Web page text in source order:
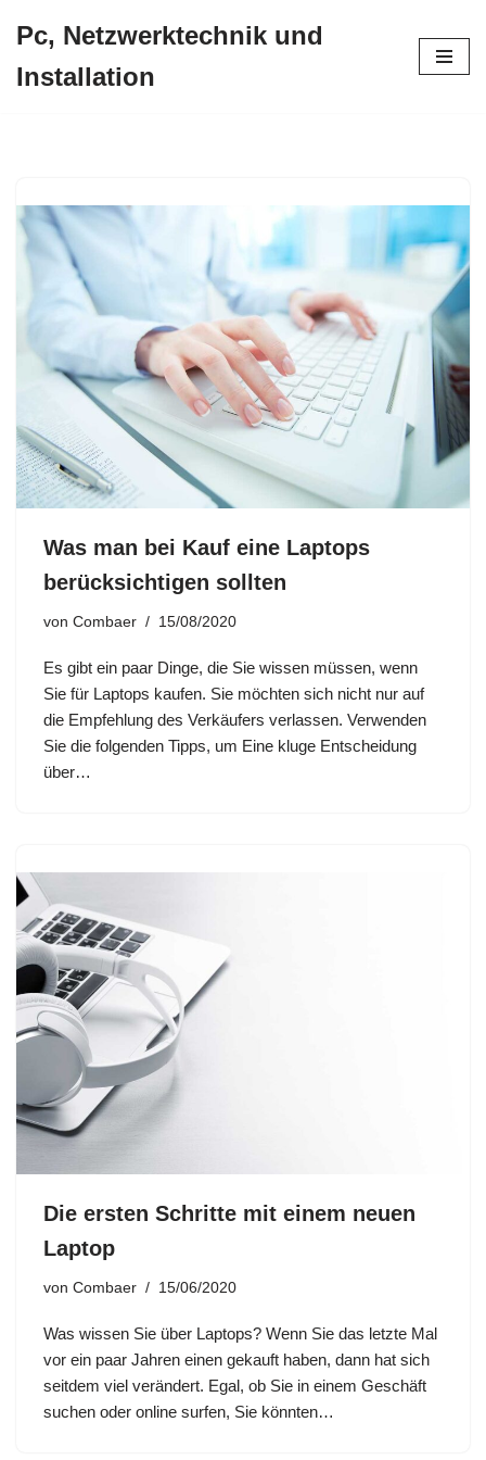
Inhalt
Pc, Netzwerktechnik und
Installation
Was man bei Kauf eine Laptops
berücksichtigen sollten
von Combaer 15/08/2020
Es gibt ein paar Dinge, die Sie wissen müssen, wenn
Sie für Laptops kaufen. Sie möchten sich nicht nur auf
die Empfehlung des Verkäufers verlassen. Verwenden
Sie die folgenden Tipps, um Eine kluge Entscheidung
über…
Die ersten Schritte mit einem neuen
Laptop
von Combaer 15/06/2020
Was wissen Sie über Laptops? Wenn Sie das letzte Mal
vor ein paar Jahren einen gekauft haben, dann hat sich
seitdem viel verändert. Egal, ob Sie in einem Geschäft
suchen oder online surfen, Sie könnten…